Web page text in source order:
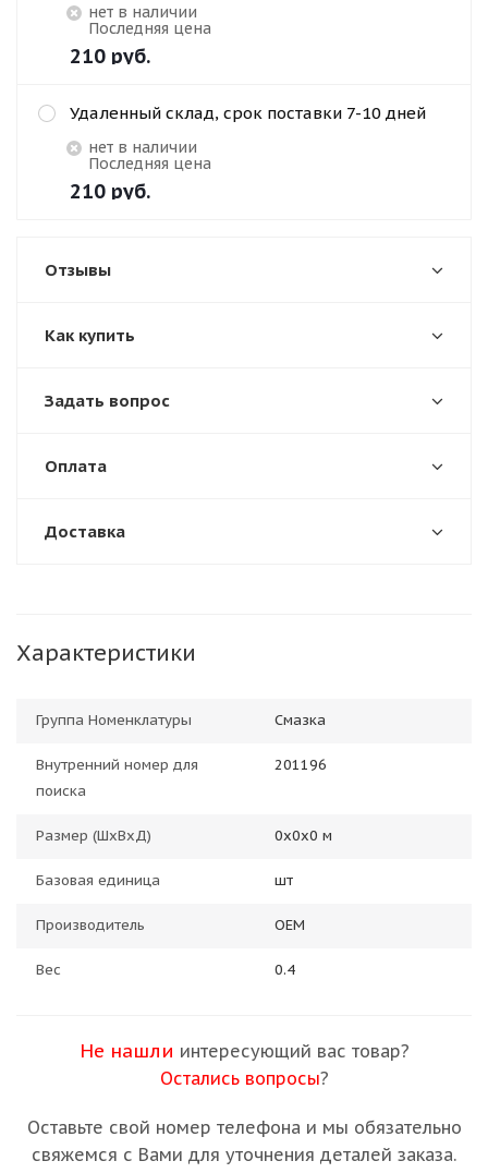
Нет в наличии
Последняя цена
210 руб.
Удаленный склад, срок поставки 7-10 дней
Нет в наличии
Последняя цена
210 руб.
Отзывы
Как купить
Задать вопрос
Оплата
Доставка
Характеристики
Группа Номенклатуры Смазка
Внутренний номер для
поиска
201196
Размер (ШхВхД) 0х0х0 м
Базовая единица шт
Производитель OEM
Вес 0.4
Не нашли интересующий вас товар?
Остались вопросы?
Оставьте свой номер телефона и мы обязательно
свяжемся с Вами для уточнения деталей заказа.